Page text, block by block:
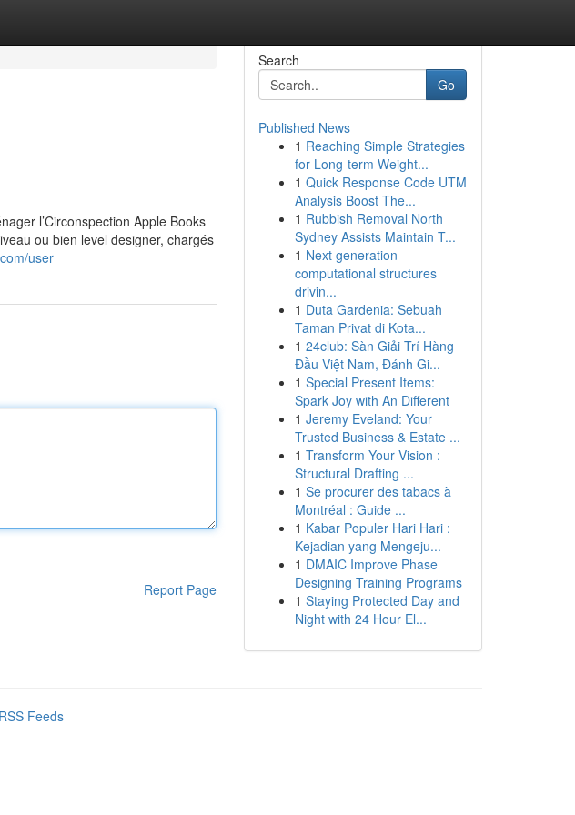
l’Circonspection Apple Books
ou bien level designer, chargés
user
Report Page
Search
Go
Published News
1 Reaching Simple Strategies
for Long-term Weight...
1 Quick Response Code UTM
Analysis Boost The...
1 Rubbish Removal North
Sydney Assists Maintain T...
1 Next generation
computational structures
drivin...
1 Duta Gardenia: Sebuah
Taman Privat di Kota...
1 24club: Sàn Giải Trí Hàng
Đầu Việt Nam, Đánh Gi...
1 Special Present Items:
Spark Joy with An Different
1 Jeremy Eveland: Your
Trusted Business & Estate ...
1 Transform Your Vision :
Structural Drafting ...
1 Se procurer des tabacs à
Montréal : Guide ...
1 Kabar Populer Hari Hari :
Kejadian yang Mengeju...
1 DMAIC Improve Phase
Designing Training Programs
1 Staying Protected Day and
Night with 24 Hour El...
Feeds